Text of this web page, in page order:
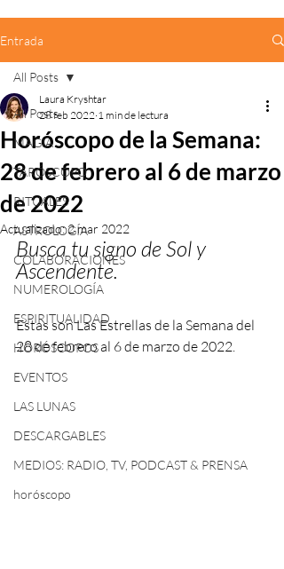
Entrada
All Posts
MAGIA
TARÓSCOPO
RITUALES
ASTROLOGÍA
COLABORACIONES
NUMEROLOGÍA
ESPIRITUALIDAD
HORÓSCOPOS
EVENTOS
LAS LUNAS
DESCARGABLES
MEDIOS: RADIO, TV, PODCAST & PRENSA
horóscopo
All Posts
Horóscopo de la Semana:
28 de febrero al 6 de marzo
de 2022
Laura Kryshtar
28 feb 2022 1 min de lectura
Actualizado:2 mar 2022
Busca tu signo de Sol y
Ascendente.
Estas son Las Estrellas de la Semana del
28 de febrero al 6 de marzo de 2022.